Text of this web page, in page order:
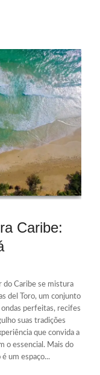
Caribe:
do Caribe se mistura
del Toro, um conjunto
perfeitas, recifes
suas tradições
que convida a
o essencial. Mais do
um espaço...